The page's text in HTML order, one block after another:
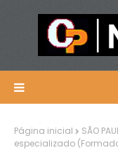
Página inicial SÃO
especializado